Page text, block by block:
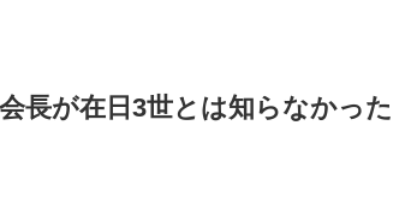
長が在日3世とは知らなかった